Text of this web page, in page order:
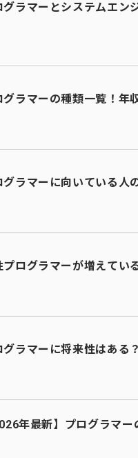
グラマーとシステムエン
グラマーの種類一覧！年
グラマーに向いている人
プログラマーが増えてい
グラマーに将来性はある
年最新】プログラマ